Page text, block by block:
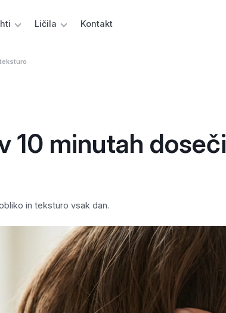
Ličila Kontakt
10 minutah doseči
in teksturo vsak dan.